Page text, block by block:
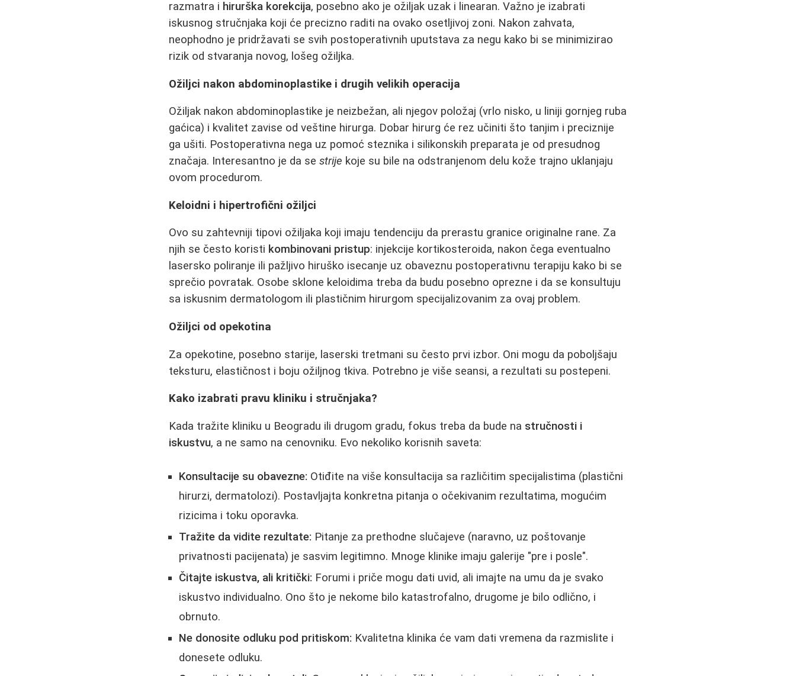
razmatra i hirurška korekcija, posebno ako je ožiljak uzak i linearan. Važno je izabrati
iskusnog stručnjaka koji će precizno raditi na ovako osetljivoj zoni. Nakon zahvata,
neophodno je pridržavati se svih postoperativnih uputstava za negu kako bi se minimizirao
rizik od stvaranja novog, lošeg ožiljka.
Ožiljci nakon abdominoplastike i drugih velikih operacija
Ožiljak nakon abdominoplastike je neizbežan, ali njegov položaj (vrlo nisko, u liniji gornjeg ruba
gaćica) i kvalitet zavise od veštine hirurga. Dobar hirurg će rez učiniti što tanjim i preciznije
ga ušiti. Postoperativna nega uz pomoć steznika i silikonskih preparata je od presudnog
značaja. Interesantno je da sestrije koje su bile na odstranjenom delu kože trajno uklanjaju
ovom procedurom.
Keloidni i hipertrofični ožiljci
Ovo su zahtevniji tipovi ožiljaka koji imaju tendenciju da prerastu granice originalne rane. Za
njih se često koristi kombinovani pristup: injekcije kortikosteroida, nakon čega eventualno
lasersko poliranje ili pažljivo hiruško isecanje uz obaveznu postoperativnu terapiju kako bi se
sprečio povratak. Osobe sklone keloidima treba da budu posebno oprezne i da se konsultuju
sa iskusnim dermatologom ili plastičnim hirurgom specijalizovanim za ovaj problem.
Ožiljci od opekotina
Za opekotine, posebno starije, laserski tretmani su često prvi izbor. Oni mogu da poboljšaju
teksturu, elastičnost i boju ožiljnog tkiva. Potrebno je više seansi, a rezultati su postepeni.
Kako izabrati pravu kliniku i stručnjaka?
Kada tražite kliniku u Beogradu ili drugom gradu, fokus treba da bude na stručnosti i
iskustvu, a ne samo na cenovniku. Evo nekoliko korisnih saveta:
Konsultacije su obavezne: Otiđite na više konsultacija sa različitim specijalistima (plastični
hirurzi, dermatolozi). Postavljajta konkretna pitanja o očekivanim rezultatima, mogućim
rizicima i toku oporavka.
Tražite da vidite rezultate: Pitanje za prethodne slučajeve (naravno, uz poštovanje
privatnosti pacijenata) je sasvim legitimno. Mnoge klinike imaju galerije "pre i posle".
Čitajte iskustva, ali kritički: Forumi i priče mogu dati uvid, ali imajte na umu da je svako
iskustvo individualno. Ono što je nekome bilo katastrofalno, drugome je bilo odlično, i
obrnuto.
Ne donosite odluku pod pritiskom: Kvalitetna klinika će vam dati vremena da razmislite i
donesete odluku.